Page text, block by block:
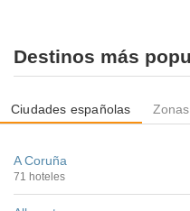
Destinos más
Ciudades españolas
A Coruña
71 hoteles